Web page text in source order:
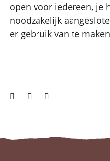
open voor iedereen, je
noodzakelijk
er gebruik van te